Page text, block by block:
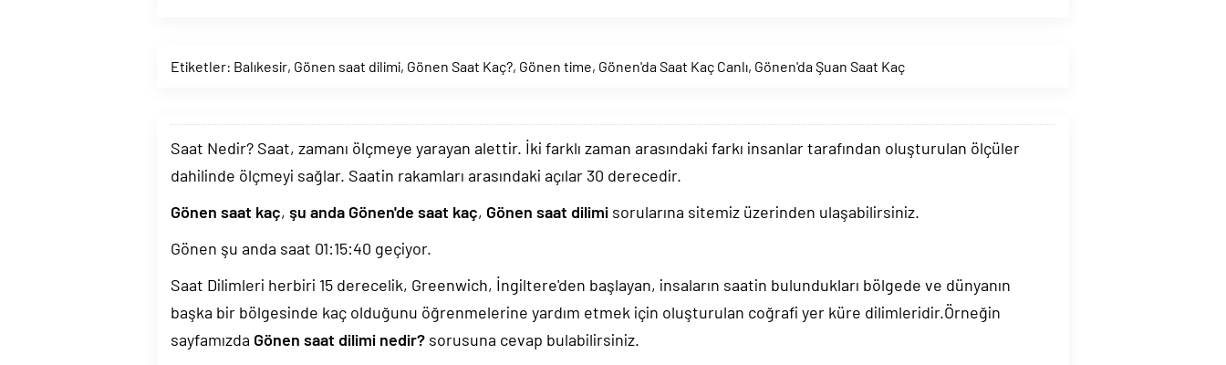
Etiketler: Balıkesir, Gönen saat dilimi, Gönen Saat Kaç?, Gönen time, Gönen'da Saat Kaç Canlı, Gönen'da Şuan Saat Kaç
Saat Nedir? Saat, zamanı ölçmeye yarayan alettir. İki farklı zaman arasındaki farkı insanlar tarafından oluşturulan ölçüler
dahilinde ölçmeyi sağlar. Saatin rakamları arasındaki açılar 30 derecedir.
Gönen saat kaç, şu anda Gönen'de saat kaç, Gönen saat dilimi sorularına sitemiz üzerinden ulaşabilirsiniz.
Gönen şu anda saat 01:15:41geçiyor.
Saat Dilimleri herbiri 15 derecelik, Greenwich, İngiltere'den başlayan, insaların saatin bulundukları bölgede ve dünyanın
başka bir bölgesinde kaç olduğunu öğrenmelerine yardım etmek için oluşturulan coğrafi yer küre dilimleridir.Örneğin
sayfamızda Gönen saat dilimi nedir? sorusuna cevap bulabilirsiniz.